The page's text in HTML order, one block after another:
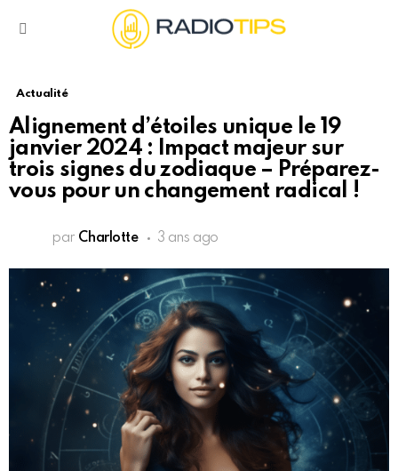
Actualité
Alignement d’étoiles unique le 19
janvier 2024 : Impact majeur sur
trois signes du zodiaque – Préparez-
vous pour un changement radical !
par Charlotte 3 ans ago